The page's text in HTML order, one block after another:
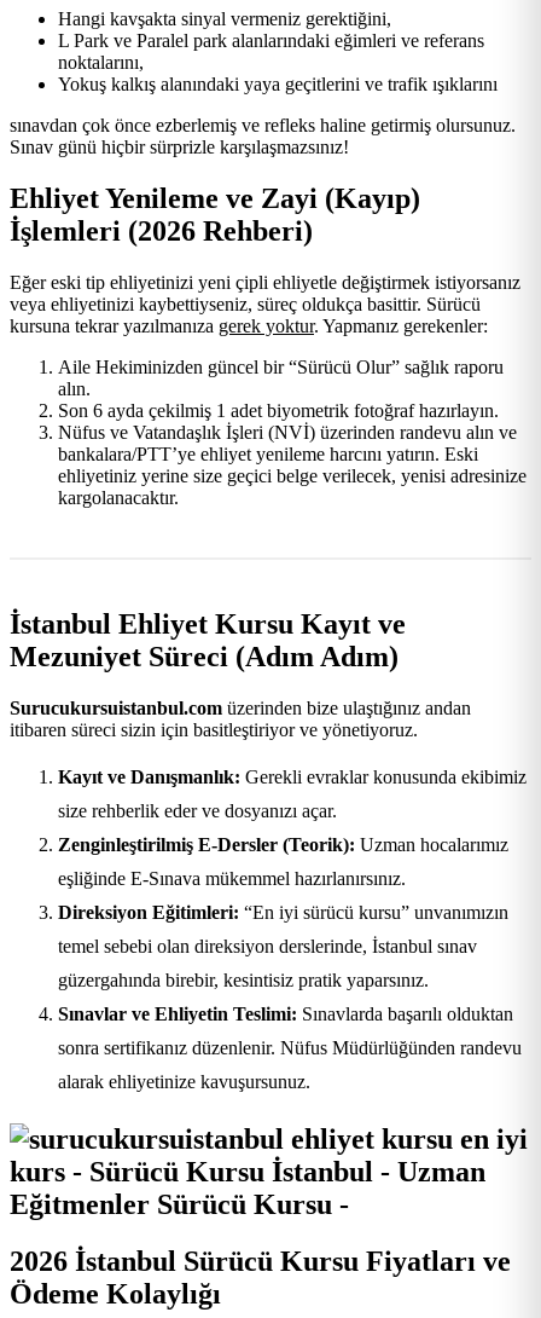
Hangi kavşakta sinyal vermeniz gerektiğini,
L Park ve Paralel park alanlarındaki eğimleri ve referans
noktalarını,
Yokuş kalkış alanındaki yaya geçitlerini ve trafik ışıklarını
sınavdan çok önce ezberlemiş ve refleks haline getirmiş olursunuz.
Sınav günü hiçbir sürprizle karşılaşmazsınız!
Ehliyet Yenileme ve Zayi (Kayıp)
İşlemleri (2026 Rehberi)
Eğer eski tip ehliyetinizi yeni çipli ehliyetle değiştirmek istiyorsanız
veya ehliyetinizi kaybettiyseniz, süreç oldukça basittir. Sürücü
kursuna tekrar yazılmanıza gerek yoktur. Yapmanız gerekenler:
Aile Hekiminizden güncel bir “Sürücü Olur” sağlık raporu
alın.
Son 6 ayda çekilmiş 1 adet biyometrik fotoğraf hazırlayın.
Nüfus ve Vatandaşlık İşleri (NVİ) üzerinden randevu alın ve
bankalara/PTT’ye ehliyet yenileme harcını yatırın. Eski
ehliyetiniz yerine size geçici belge verilecek, yenisi adresinize
kargolanacaktır.
İstanbul Ehliyet Kursu Kayıt ve
Mezuniyet Süreci (Adım Adım)
Surucukursuistanbul.com üzerinden bize ulaştığınız andan
itibaren süreci sizin için basitleştiriyor ve yönetiyoruz.
Kayıt ve Danışmanlık: Gerekli evraklar konusunda ekibimiz
size rehberlik eder ve dosyanızı açar.
Zenginleştirilmiş E-Dersler (Teorik): Uzman hocalarımız
eşliğinde E-Sınava mükemmel hazırlanırsınız.
Direksiyon Eğitimleri: “En iyi sürücü kursu” unvanımızın
temel sebebi olan direksiyon derslerinde, İstanbul sınav
güzergahında birebir, kesintisiz pratik yaparsınız.
Sınavlar ve Ehliyetin Teslimi: Sınavlarda başarılı olduktan
sonra sertifikanız düzenlenir. Nüfus Müdürlüğünden randevu
alarak ehliyetinize kavuşursunuz.
2026 İstanbul Sürücü Kursu Fiyatları ve
Ödeme Kolaylığı